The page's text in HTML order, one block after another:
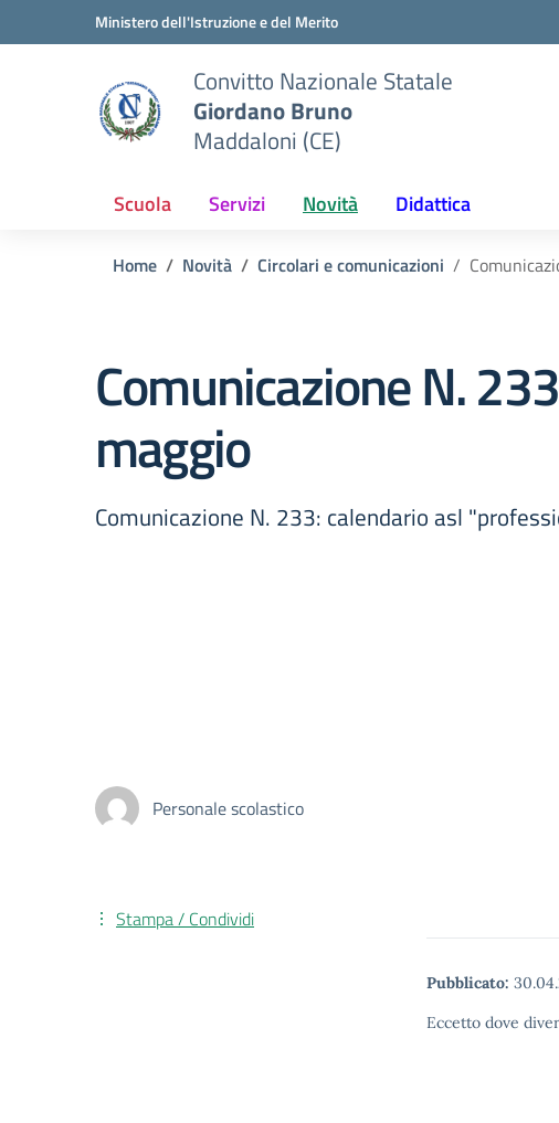
Vai ai contenuti
Vai al menu di navigazioneMinistero dell'Istruzione e del Merito
Convitto Nazionale Statale
Giordano Bruno
Maddaloni (CE)
Scuola Servizi Novità Didattica
Home Novità Circolari e comunicazioni
Comunicazione N.
maggio
Comunicazione N. 233: calendario asl
Personale scolastico
Pubblicato:
Eccetto dove
Stampa / Condividi